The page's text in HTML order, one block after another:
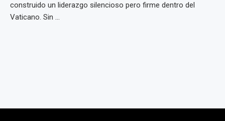
construido un liderazgo silencioso pero firme dentro del
Vaticano. Sin ...